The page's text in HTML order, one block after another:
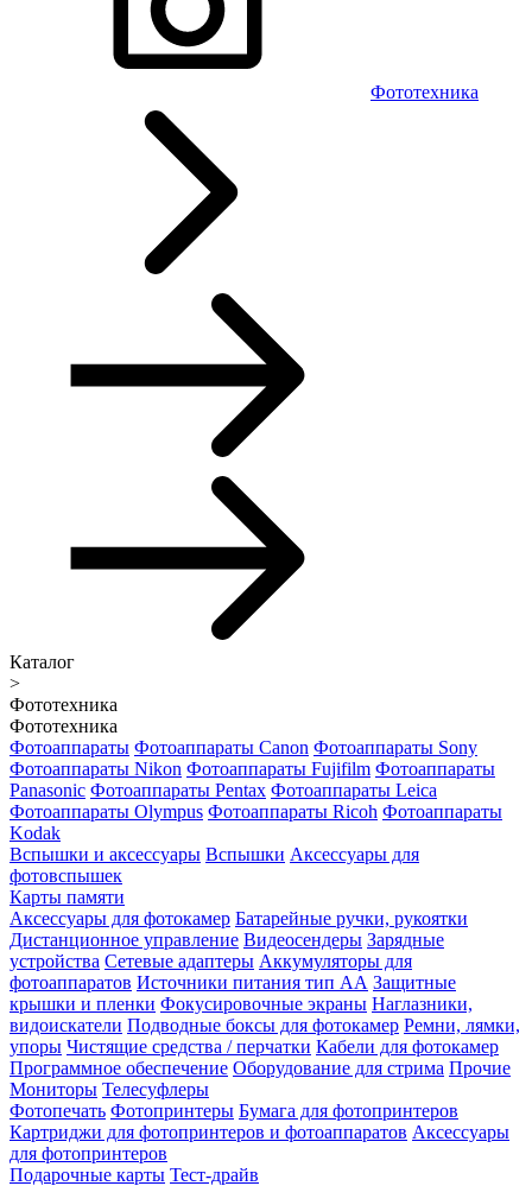
Фототехника
Каталог
>
Фототехника
Фототехника
Фотоаппараты Фотоаппараты Canon Фотоаппараты Sony
Фотоаппараты Nikon Фотоаппараты Fujifilm Фотоаппараты
Panasonic Фотоаппараты Pentax Фотоаппараты Leica
Фотоаппараты Olympus Фотоаппараты Ricoh Фотоаппараты
Kodak
Вспышки и аксессуары Вспышки Аксессуары для
фотовспышек
Карты памяти
Аксессуары для фотокамер Батарейные ручки, рукоятки
Дистанционное управление Видеосендеры Зарядные
устройства Сетевые адаптеры Аккумуляторы для
фотоаппаратов Источники питания тип АА Защитные
крышки и пленки Фокусировочные экраны Наглазники,
видоискатели Подводные боксы для фотокамер Ремни, лямки,
упоры Чистящие средства / перчатки Кабели для фотокамер
Программное обеспечение Оборудование для стрима Прочие
Мониторы Телесуфлеры
Фотопечать Фотопринтеры Бумага для фотопринтеров
Картриджи для фотопринтеров и фотоаппаратов Аксессуары
для фотопринтеров
Подарочные карты Тест-драйв